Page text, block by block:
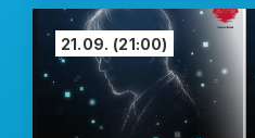
21.09. (21:00)